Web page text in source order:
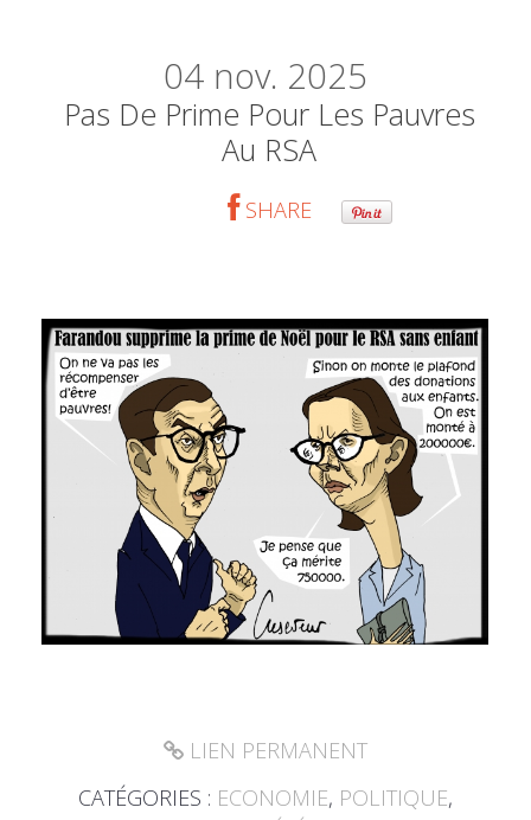
04 nov. 2025
Pas De Prime Pour Les Pauvres
Au RSA
SHARE
LIEN PERMANENT
CATÉGORIES : ECONOMIE, POLITIQUE,